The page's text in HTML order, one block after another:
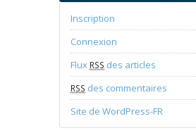
Inscription
Connexion
Flux RSS des articles
RSS des commentaires
Site de WordPress-FR